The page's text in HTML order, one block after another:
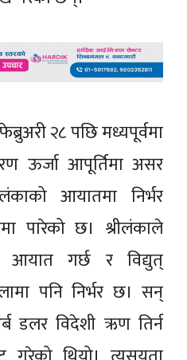
२८ पछि मध्यपूर्वमा
ऊर्जा आपूर्तिमा असर
आयातमा निर्भर
पारेको छ। श्रीलंकाले
गर्छ र विद्युत्
पनि निर्भर छ। सन्
डलर विदेशी ऋण तिर्न